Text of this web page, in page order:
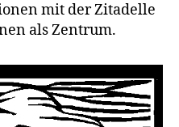
mit der Zitadelle
als Zentrum.